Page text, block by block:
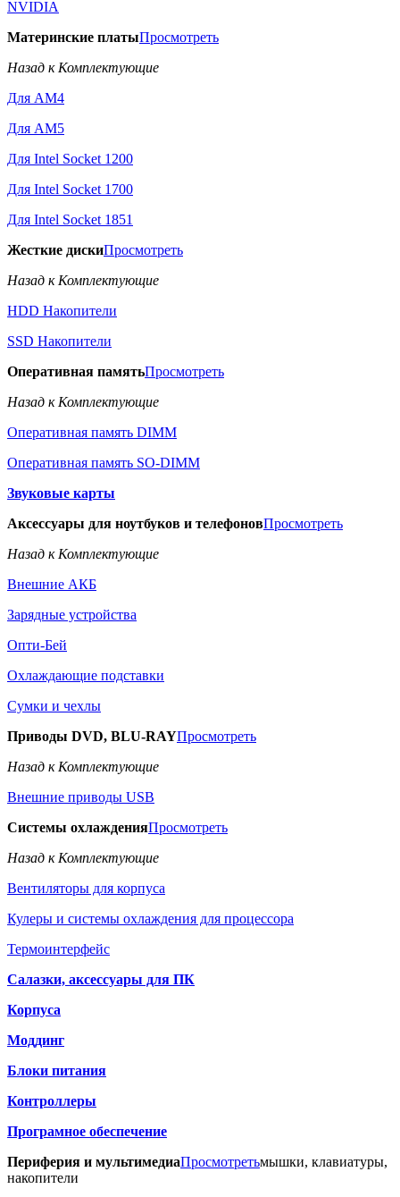
NVIDIA
Материнские платыПросмотреть
Назад к Комплектующие
Для AM4
Для AM5
Для Intel Socket 1200
Для Intel Socket 1700
Для Intel Socket 1851
Жесткие дискиПросмотреть
Назад к Комплектующие
HDD Накопители
SSD Накопители
Оперативная памятьПросмотреть
Назад к Комплектующие
Оперативная память DIMM
Оперативная память SO-DIMM
Звуковые карты
Аксессуары для ноутбуков и телефоновПросмотреть
Назад к Комплектующие
Внешние АКБ
Зарядные устройства
Опти-Бей
Охлаждающие подставки
Сумки и чехлы
Приводы DVD, BLU-RAYПросмотреть
Назад к Комплектующие
Внешние приводы USB
Системы охлажденияПросмотреть
Назад к Комплектующие
Вентиляторы для корпуса
Кулеры и системы охлаждения для процессора
Термоинтерфейс
Салазки, аксессуары для ПК
Корпуса
Моддинг
Блоки питания
Контроллеры
Програмное обеспечение
Периферия и мультимедиаПросмотретьмышки, клавиатуры,
накопители